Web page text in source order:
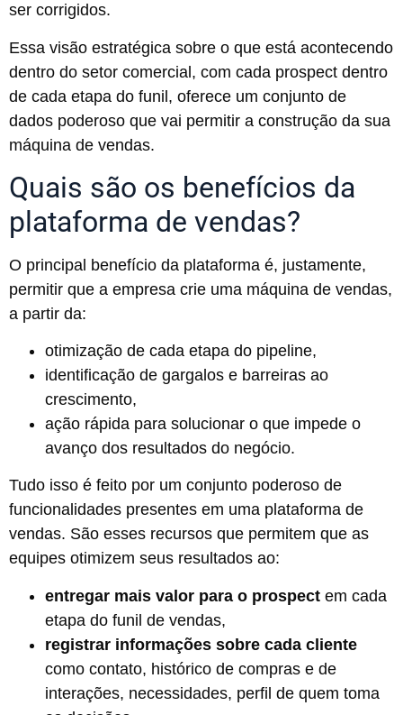
ser corrigidos.
Essa visão estratégica sobre o que está acontecendo
dentro do setor comercial, com cada prospect dentro
de cada etapa do funil, oferece um conjunto de
dados poderoso que vai permitir a construção da sua
máquina de vendas.
Quais são os benefícios da
plataforma de vendas?
O principal benefício da plataforma é, justamente,
permitir que a empresa crie uma máquina de vendas,
a partir da:
otimização de cada etapa do pipeline,
identificação de gargalos e barreiras ao
crescimento,
ação rápida para solucionar o que impede o
avanço dos resultados do negócio.
Tudo isso é feito por um conjunto poderoso de
funcionalidades presentes em uma plataforma de
vendas. São esses recursos que permitem que as
equipes otimizem seus resultados ao:
entregar mais valor para o prospect em cada
etapa do funil de vendas,
registrar informações sobre cada cliente
como contato, histórico de compras e de
interações, necessidades, perfil de quem toma